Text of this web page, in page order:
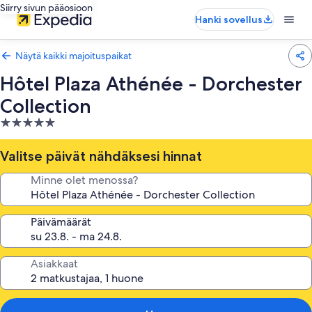
Siirry sivun pääosioon
Hanki sovellus
Näytä kaikki majoituspaikat
Hôtel Plaza Athénée - Dorchester
Collection
5.0
tähden
majoituspaikka
Valitse päivät nähdäksesi hinnat
Minne olet menossa?
Päivämäärät
Asiakkaat